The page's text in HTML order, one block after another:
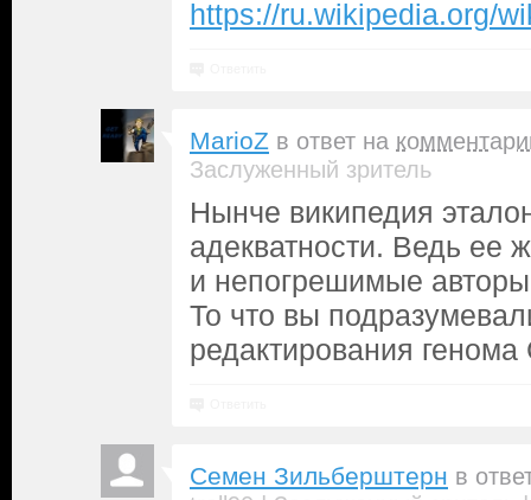
https://ru.wikipedia.org/
MarioZ в ответ на
Заслуженный зритель
Нынче википедия
адекватности. Ведь ее
и непогрешимые
То что вы
редактирования
Семен Зильберштерн в